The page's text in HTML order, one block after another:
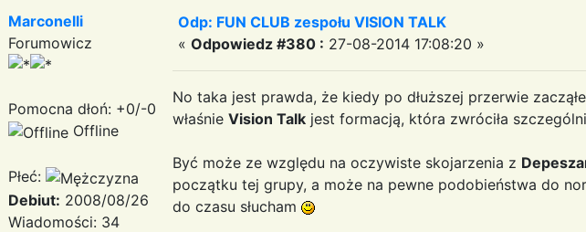
Marconelli
Forumowicz
Pomocna dłoń: +0/-0
Offline
Płeć:
Debiut: 2008/08/26
Wiadomości: 34
Odp: FUN CLUB zespołu VISION TALK
« Odpowiedz #380 : 27-08-2014 17:08:20 »
No taka jest prawda, że kiedy po dłuższej przerwie
właśnie Vision Talk jest formacją, która zwróciła
Być może ze względu na oczywiste skojarzenia z
początku tej grupy, a może na pewne podobieństwa do
do czasu słucham